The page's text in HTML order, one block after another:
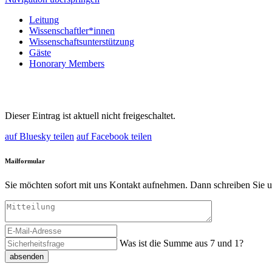
Leitung
Wissenschaftler*innen
Wissenschaftsunterstützung
Gäste
Honorary Members
Dieser Eintrag ist aktuell nicht freigeschaltet.
auf Bluesky teilen auf Facebook teilen
Mailformular
Sie möchten sofort mit uns Kontakt aufnehmen. Dann schreiben Sie
Was ist die Summe aus 7 und 1?
absenden